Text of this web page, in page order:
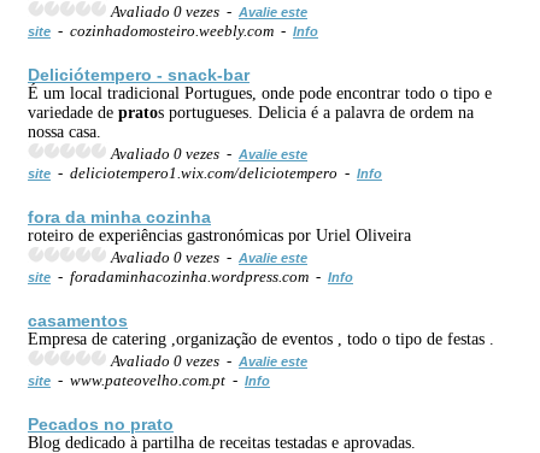
Avaliado 0 vezes - Avalie este
site - cozinhadomosteiro.weebly.com - Info
Deliciótempero - snack-bar
É um local tradicional Portugues, onde pode encontrar todo o tipo e
variedade de pratos portugueses. Delicia é a palavra de ordem na
nossa casa.
Avaliado 0 vezes - Avalie este
site - deliciotempero1.wix.com/deliciotempero - Info
fora da minha cozinha
roteiro de experiências gastronómicas por Uriel Oliveira
Avaliado 0 vezes - Avalie este
site - foradaminhacozinha.wordpress.com - Info
casamentos
Empresa de catering ,organização de eventos , todo o tipo de festas .
Avaliado 0 vezes - Avalie este
site - www.pateovelho.com.pt - Info
Pecados no prato
Blog dedicado à partilha de receitas testadas e aprovadas.